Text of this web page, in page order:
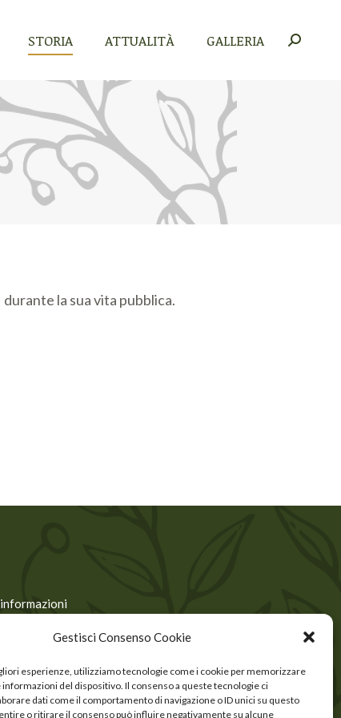
Gestisci Consenso Cookie
esperienze, utilizziamo tecnologie come i cookie per memorizzare
informazioni del dispositivo. Il consenso a queste tecnologie ci
dati come il comportamento di navigazione o ID unici su questo
o ritirare il consenso può influire negativamente su alcune
STORIA ATTUALITÀ GALLERIA Cerca:
la sua vita pubblica.
ATTUALITÀ Cerca: